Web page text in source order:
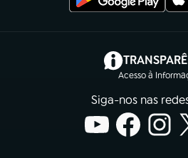
Acesso à
Siga-nos nas